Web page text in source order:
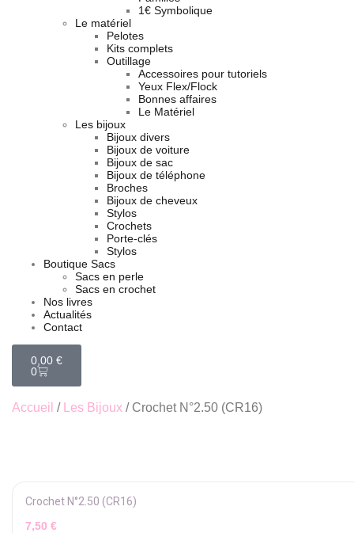
1€ Symbolique
Le matériel
Pelotes
Kits complets
Outillage
Accessoires pour tutoriels
Yeux Flex/Flock
Bonnes affaires
Le Matériel
Les bijoux
Bijoux divers
Bijoux de voiture
Bijoux de sac
Bijoux de téléphone
Broches
Bijoux de cheveux
Stylos
Crochets
Porte-clés
Stylos
Boutique Sacs
Sacs en perle
Sacs en crochet
Nos livres
Actualités
Contact
0,00 €
0
Accueil / Les Bijoux / Crochet N°2.50 (CR16)
Crochet N°2.50 (CR16)
7,50 €